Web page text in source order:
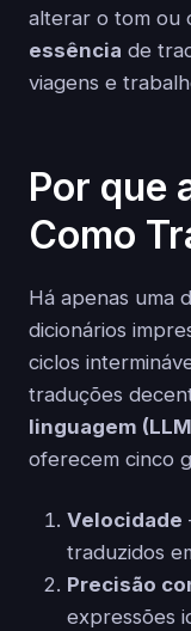
alterar o tom ou
essência de
viagens e
Por que
Como
Há apenas uma
dicionários
ciclos
traduções
linguagem
oferecem cinco
Velocidade
traduzidos
Precisão
expressões